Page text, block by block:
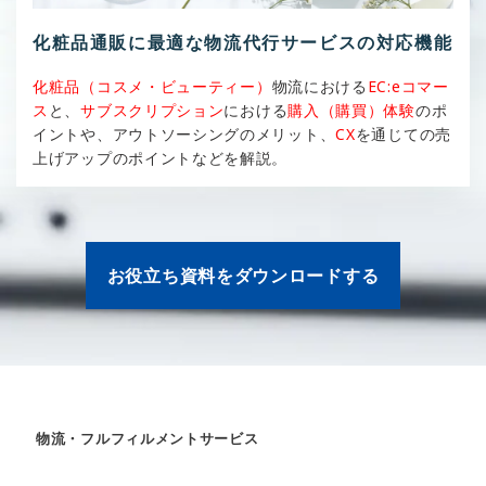
化粧品通販に最適な物流代行サービスの対応機能
化粧品（コスメ・ビューティー） 物流における EC:eコマー
ス と、サブスクリプションにおける購入（購買）体験のポ
イントや、アウトソーシングのメリット、CXを通じての売
上げアップのポイントなどを解説。
お役立ち資料をダウンロードする
物流・フルフィルメントサービス